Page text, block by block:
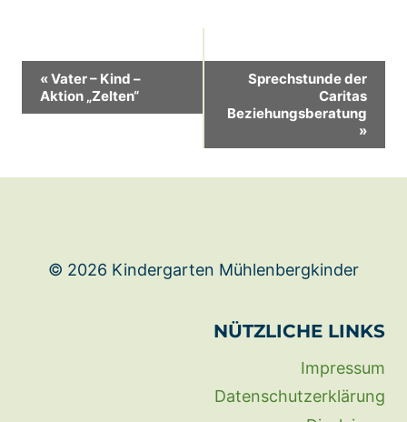
Veranstaltung-
Navigation
«Vater – Kind –
Aktion „Zelten“
Sprechstunde der
Caritas
Beziehungsberatung
»
© 2026 Kindergarten Mühlenbergkinder
NÜTZLICHE LINKS
Impressum
Datenschutzerklärung